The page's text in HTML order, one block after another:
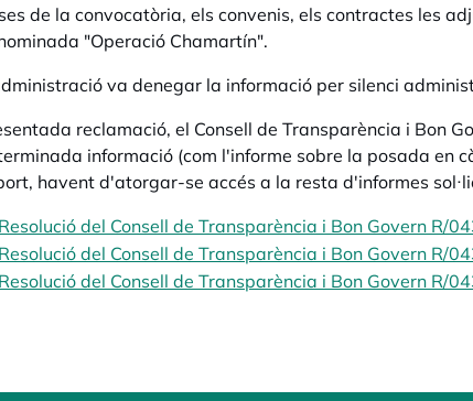
de la convocatòria, els convenis, els contractes les
"Operació Chamartín".
va denegar la informació per silenci
reclamació, el Consell de Transparència i Bon
informació (com l'informe sobre la posada en
havent d'atorgar-se accés a la resta d'informes
Resolució del Consell de Transparència i Bon Govern R/
Resolució del Consell de Transparència i Bon Govern R/
Resolució del Consell de Transparència i Bon Govern R/